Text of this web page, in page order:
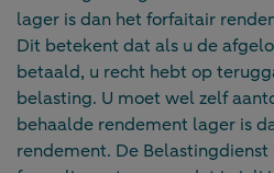
lager is dan het forfaitair
Dit betekent dat als u de
betaald, u recht hebt op
belasting. U moet wel zelf
behaalde rendement lager is
rendement. De